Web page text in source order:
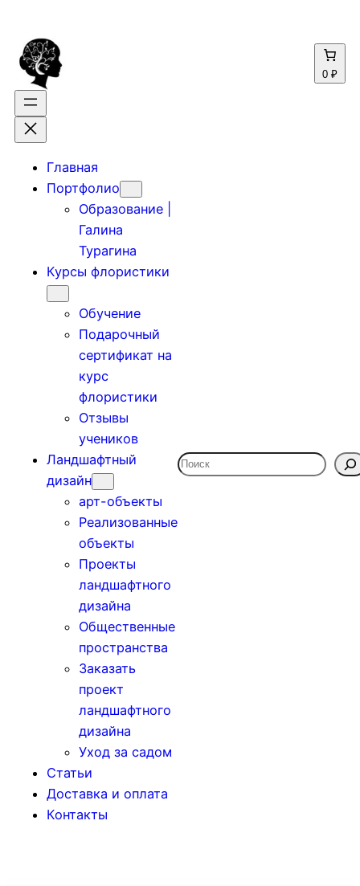
содержимому
0 ₽
Главная
Портфолио
Образование |
Галина
Турагина
Курсы флористики
Обучение
Подарочный
сертификат на
курс
флористики
Отзывы
учеников
Ландшафтный
дизайн
арт-объекты
Реализованные
объекты
Проекты
ландшафтного
дизайна
Общественные
пространства
Заказать
проект
ландшафтного
дизайна
Уход за садом
Статьи
Доставка и оплата
Контакты
Поиск